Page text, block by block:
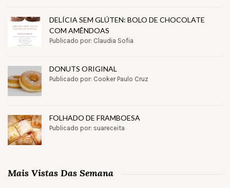
DELÍCIA SEM GLÚTEN: BOLO DE CHOCOLATE
COM AMÊNDOAS
Publicado por: Claudia Sofia
DONUTS ORIGINAL
Publicado por: Cooker Paulo Cruz
FOLHADO DE FRAMBOESA
Publicado por: suareceita
Mais Vistas Das Semana